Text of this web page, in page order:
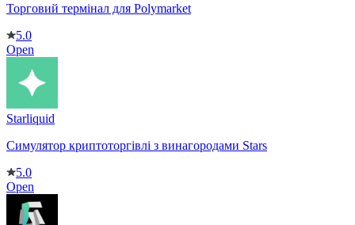
Торговий термінал для Polymarket
5.0
Open
Starliquid
Симулятор криптоторгівлі з винагородами Stars
5.0
Open